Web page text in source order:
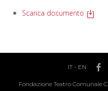
Scarica documento
IT- EN
Fondazione Teatro Comunale